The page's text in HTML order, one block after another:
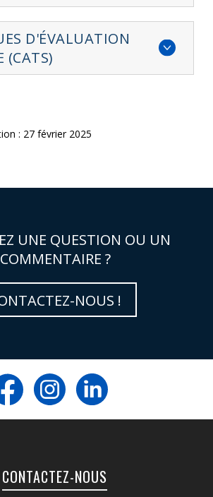
D'ÉVALUATION
(CATS)
: 27 février 2025
UNE QUESTION OU UN
COMMENTAIRE ?
NOUS !
CONTACTEZ-NOUS